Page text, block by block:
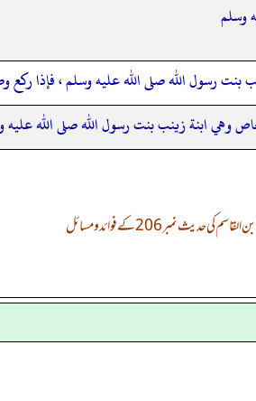
وسلم
رسول الله صلى الله عليه وسلم ، فإذا ركع
وهي ابنة زينب بنت رسول الله صلى الله
حدیث نمبر 206 کے فوائد و مسائل